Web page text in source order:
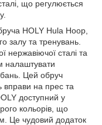
що регулюється
HOLY Hula Hoop,
залу та тренувань.
нержавіючої сталі та
налаштувати
Цей обруч
вправи на прес та
доступний у
кольорів, що
Це чудовий додаток